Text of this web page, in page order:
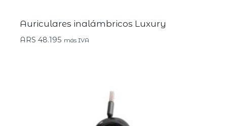
Auriculares inalámbricos Luxury
ARS 48.195 más IVA